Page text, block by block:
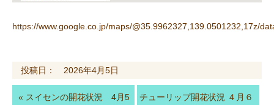
https://www.google.co.jp/maps/@35.9962327,139.0501232,17z/
投稿日： 2026年4月5日
« スイセンの開花状況 4月5 チューリップ開花状況 ４月６